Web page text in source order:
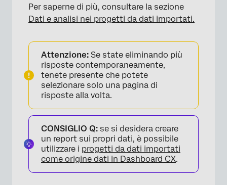
Per saperne di più, consultare la sezione
Dati e analisi nei progetti da dati importati.
Attenzione: Se state eliminando più
risposte contemporaneamente,
tenete presente che potete
selezionare solo una pagina di
risposte alla volta.
CONSIGLIO Q: se si desidera creare
un report sui propri dati, è possibile
utilizzare i progetti da dati importati
come origine dati in Dashboard CX.